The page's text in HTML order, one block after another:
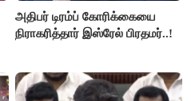
அதிபர் டிரம்ப் கோரிக்கையை
நிராகரித்தார் இஸ்ரேல் பிரதமர்..!